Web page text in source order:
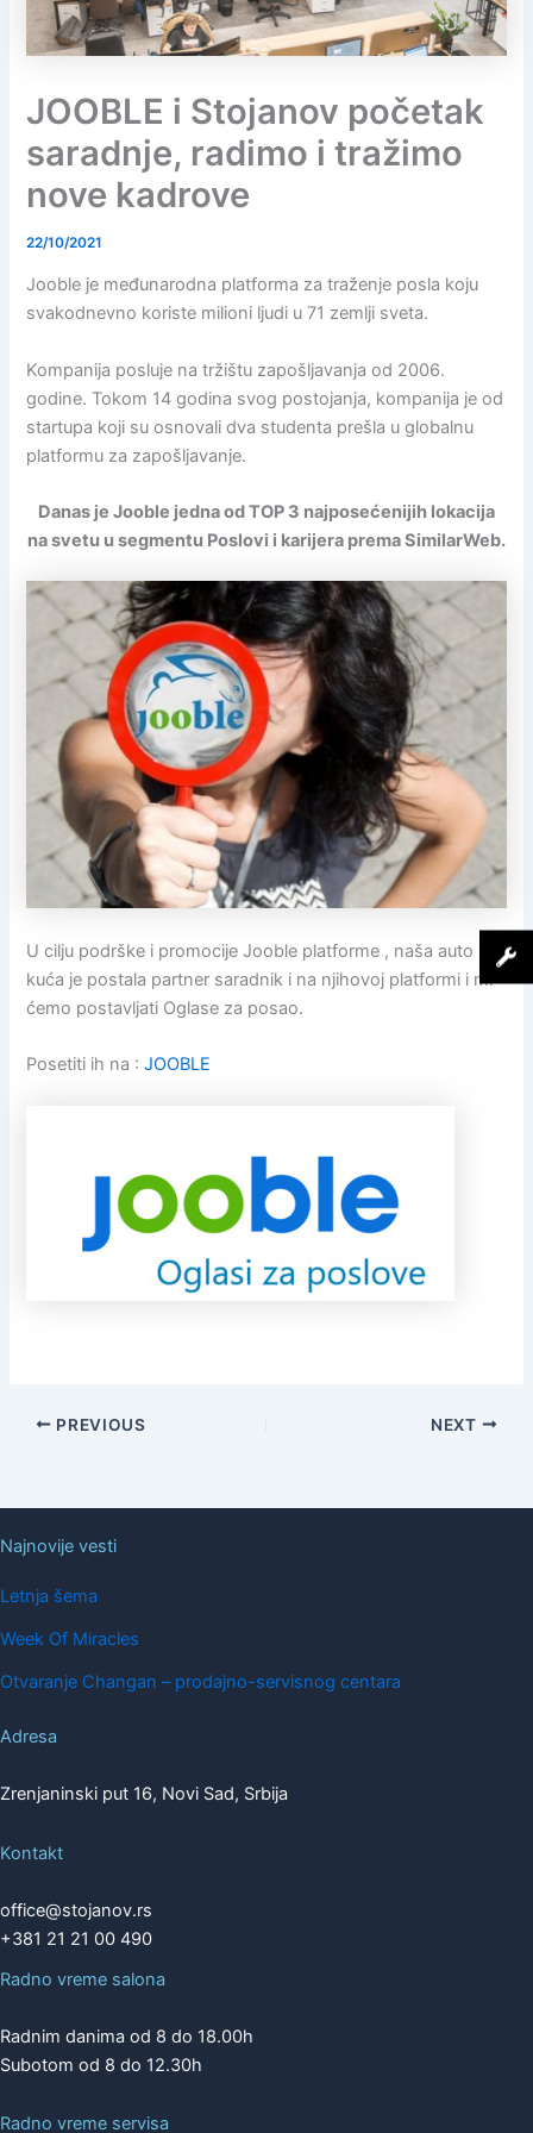
JOOBLE i Stojanov početak
saradnje, radimo i tražimo
nove kadrove
22/10/2021
Jooble je međunarodna platforma za traženje posla koju
svakodnevno koriste milioni ljudi u 71 zemlji sveta.
Kompanija posluje na tržištu zapošljavanja od 2006.
godine. Tokom 14 godina svog postojanja, kompanija je od
startupa koji su osnovali dva studenta prešla u globalnu
platformu za zapošljavanje.
Danas je Jooble jedna od TOP 3 najposećenijih lokacija
na svetu u segmentu Poslovi i karijera prema SimilarWeb.
U cilju podrške i promocije Jooble platforme , naša auto
kuća je postala partner saradnik i na njihovoj platformi i mi
ćemo postavljati Oglase za posao.
Posetiti ih na :JOOBLE
PREVIOUS NEXT
Najnovije vesti
Letnja šema
Week Of Miracles
Otvaranje Changan – prodajno-servisnog centara
Adresa
Zrenjaninski put 16, Novi Sad, Srbija
Kontakt
office@stojanov.rs
+381 21 21 00 490
Radno vreme salona
Radnim danima od 8 do 18.00h
Subotom od 8 do 12.30h
Radno vreme servisa